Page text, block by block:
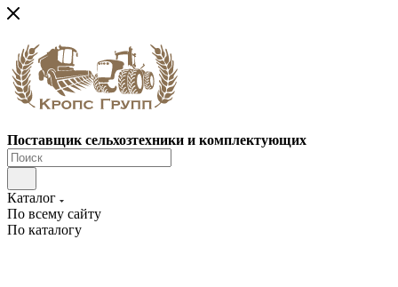
Поставщик сельхозтехники и комплектующих
Каталог
По всему сайту
По каталогу